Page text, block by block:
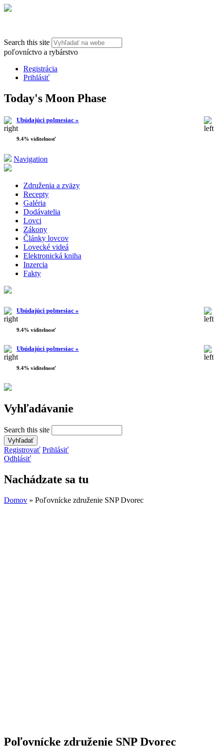
Search this site
poľovníctvo a rybárstvo
Registrácia
Prihlásiť
Today's Moon Phase
Ubúdajúci polmesiac »
9.4% viditelnosť
Navigation
Združenia a zväzy
Recepty
Galéria
Dodávatelia
Lovci
Zákony
Články lovcov
Lovecké videá
Elektronická kniha
Inzercia
Fakty
Ubúdajúci polmesiac »
9.4% viditelnosť
Ubúdajúci polmesiac »
9.4% viditelnosť
Vyhľadávanie
Search this site
Registrovať Prihlásiť
Odhlásiť
Nachádzate sa tu
Domov » Poľovnícke združenie SNP Dvorec
Poľovnícke združenie SNP Dvorec